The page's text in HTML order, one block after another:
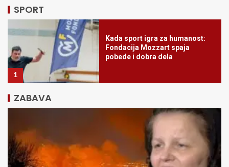
SPORT
2
JOKIĆ PREDVODI SRBIJU:
Selektor Alimpijević objavio
spisak za Island i Italiju,
povratak Milutinova i Gudurića
3
Zvezda obradovala najmlađe
navijače pred duel sa Novim
ZABAVA